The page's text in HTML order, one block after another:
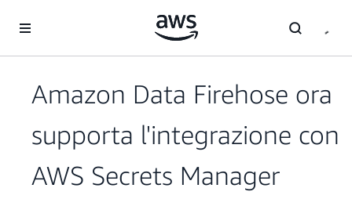
Amazon Data Firehose ora
supporta l'integrazione con
AWS Secrets Manager